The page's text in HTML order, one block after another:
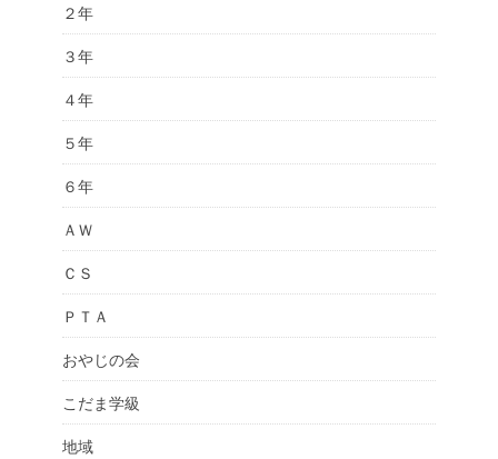
２年
３年
４年
５年
６年
ＡＷ
ＣＳ
ＰＴＡ
おやじの会
こだま学級
地域